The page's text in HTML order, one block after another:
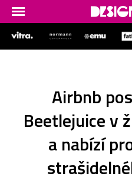
Airbnb
Beetlejuice v
a nabízí